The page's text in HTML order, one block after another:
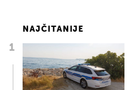
NAJČITANIJE